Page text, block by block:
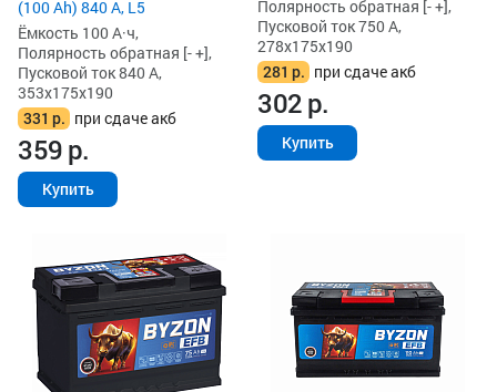
(100 Ah) 840 А, L5
Ёмкость 100 А·ч,
Полярность обратная [- +],
Пусковой ток 840 А,
353x175x190
331 р. при сдаче акб
359р.
Купить
Полярность обратная [- +],
Пусковой ток 750 А,
278x175x190
281 р. при сдаче акб
302р.
Купить